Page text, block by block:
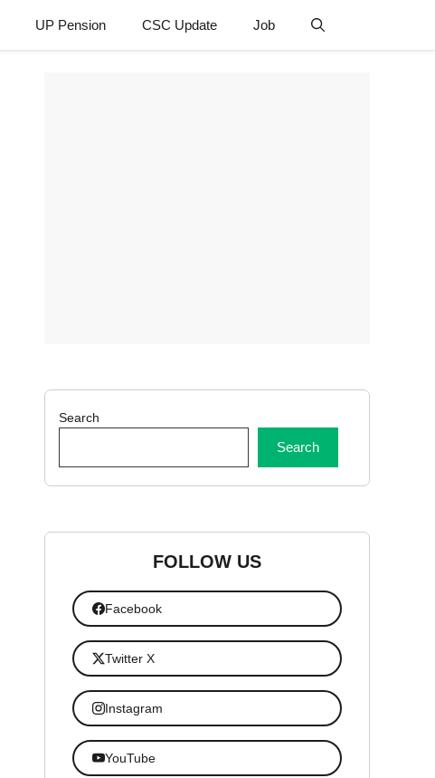
UP Pension CSC Update Job
Search
Search
FOLLOW US
Facebook
Twitter X
Instagram
YouTube